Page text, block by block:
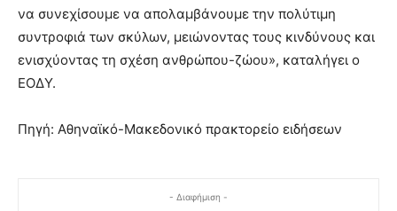
να συνεχίσουμε να απολαμβάνουμε την πολύτιμη
συντροφιά των σκύλων, μειώνοντας τους κινδύνους και
ενισχύοντας τη σχέση ανθρώπου-ζώου», καταλήγει ο
ΕΟΔΥ.
Πηγή: Αθηναϊκό-Μακεδονικό πρακτορείο ειδήσεων
- Διαφήμιση -